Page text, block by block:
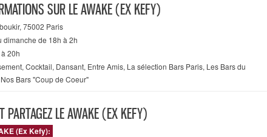
SUR LE AWAKE (EX KEFY)
75002 Paris
dimanche de 18h à 2h
20h
, Cocktail, Dansant, Entre Amis, La sélection Bars Paris, Les Bars du
Nos Bars "Coup de Coeur"
PARTAGEZ LE AWAKE (EX KEFY)
(Ex Kefy):